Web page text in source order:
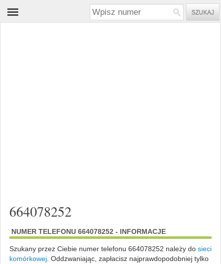
664078252
NUMER TELEFONU 664078252 - INFORMACJE
Szukany przez Ciebie numer telefonu 664078252 należy do sieci
komórkowej. Oddzwaniając, zapłacisz najprawdopodobniej tylko